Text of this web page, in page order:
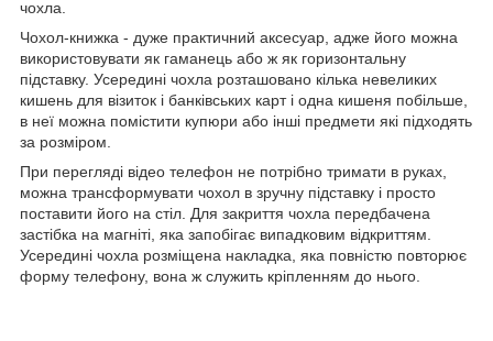
чохла.
Чохол-книжка - дуже практичний аксесуар, адже його можна
використовувати як гаманець або ж як горизонтальну
підставку. Усередині чохла розташовано кілька невеликих
кишень для візиток і банківських карт і одна кишеня побільше,
в неї можна помістити купюри або інші предмети які підходять
за розміром.
При перегляді відео телефон не потрібно тримати в руках,
можна трансформувати чохол в зручну підставку і просто
поставити його на стіл. Для закриття чохла передбачена
застібка на магніті, яка запобігає випадковим відкриттям.
Усередині чохла розміщена накладка, яка повністю повторює
форму телефону, вона ж служить кріпленням до нього.